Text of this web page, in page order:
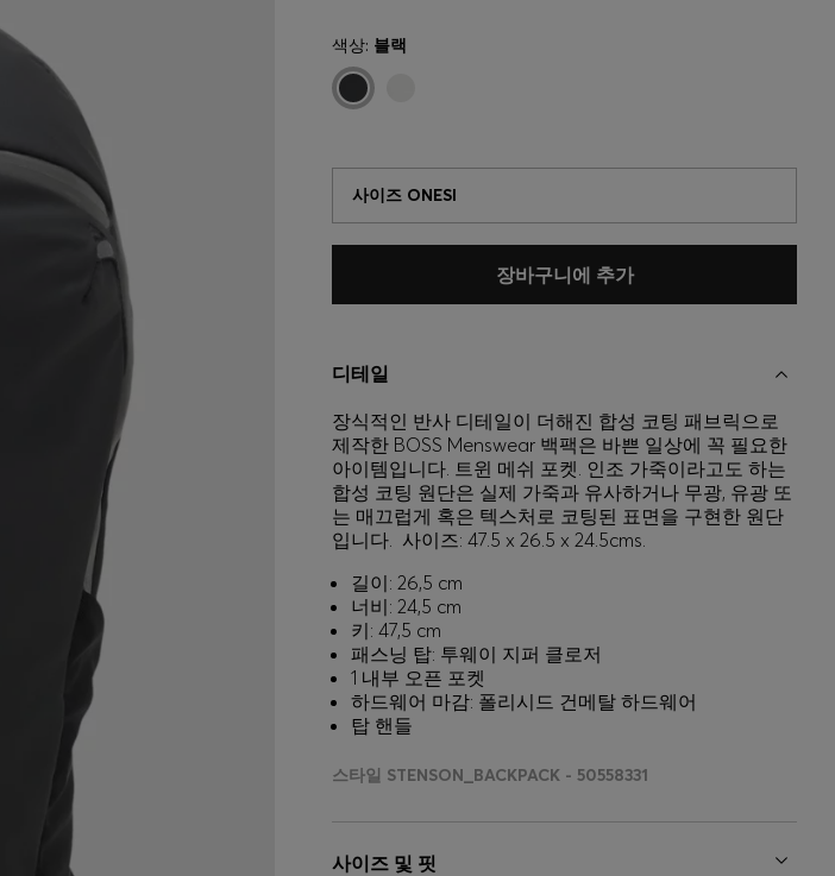
색상: 블랙
사이즈 ONESI
장바구니에 추가
디테일
장식적인 반사 디테일이 더해진 합성 코팅 패브릭으로
제작한 BOSS Menswear 백팩은 바쁜 일상에 꼭 필요한
아이템입니다. 트윈 메쉬 포켓. 인조 가죽이라고도 하는
합성 코팅 원단은 실제 가죽과 유사하거나 무광, 유광 또
는 매끄럽게 혹은 텍스처로 코팅된 표면을 구현한 원단
입니다. 사이즈: 47.5 x 26.5 x 24.5cms.
길이: 26,5 cm
너비: 24,5 cm
키: 47,5 cm
패스닝 탑: 투웨이 지퍼 클로저
1 내부 오픈 포켓
하드웨어 마감: 폴리시드 건메탈 하드웨어
탑 핸들
스타일 STENSON_BACKPACK - 50558331
사이즈 및 핏